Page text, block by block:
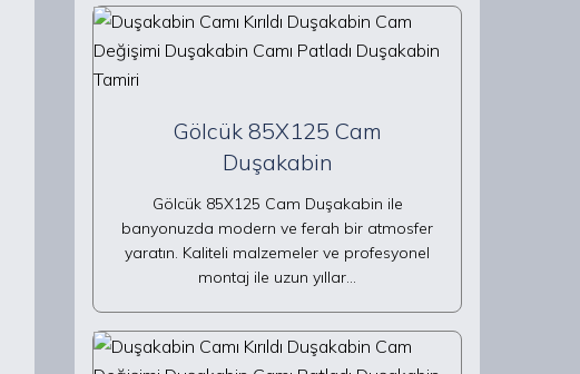
Gölcük 85X125 Cam
Duşakabin
Gölcük 85X125 Cam Duşakabin ile
banyonuzda modern ve ferah bir atmosfer
yaratın. Kaliteli malzemeler ve profesyonel
montaj ile uzun yıllar…